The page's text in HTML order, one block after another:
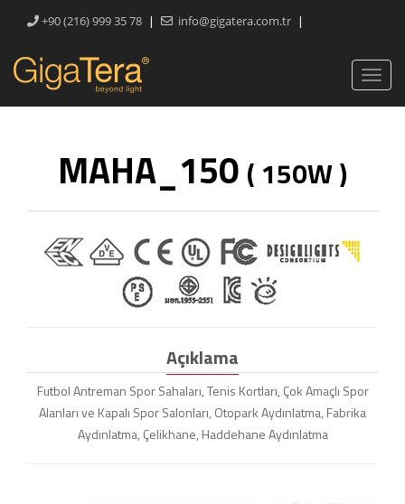
+90 (216) 999 35 78 | info@gigatera.com.tr |
MAHA_150 ( 150W )
Açıklama
Futbol Antreman Spor Sahaları, Tenis Kortları, Çok Amaçlı Spor
Alanları ve Kapalı Spor Salonları, Otopark Aydınlatma, Fabrika
Aydınlatma, Çelikhane, Haddehane Aydınlatma